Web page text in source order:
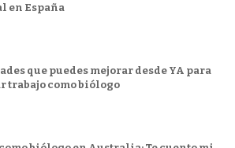
en España
que puedes mejorar desde YA para
trabajo como biólogo